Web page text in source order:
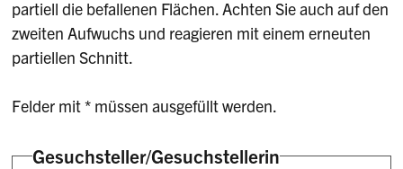
partiell die befallenen Flächen. Achten Sie auch auf den
zweiten Aufwuchs und reagieren mit einem erneuten
partiellen Schnitt.
Felder mit * müssen ausgefüllt werden.
Gesuchsteller/Gesuchstellerin